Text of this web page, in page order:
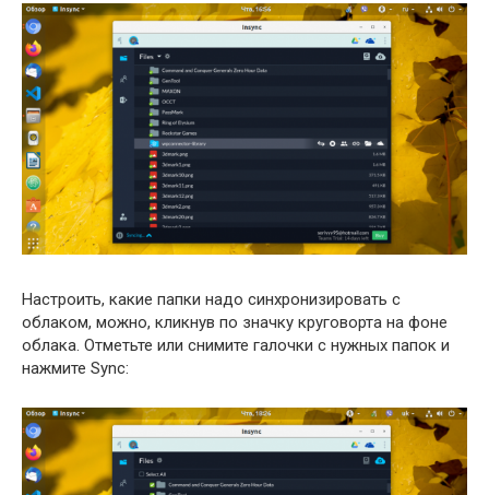
Настроить, какие папки надо синхронизировать с
облаком, можно, кликнув по значку круговорта на фоне
облака. Отметьте или снимите галочки с нужных папок и
нажмите Sync: